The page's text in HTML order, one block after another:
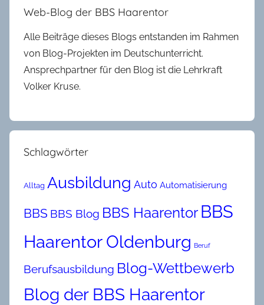
Web-Blog der BBS Haarentor
Alle Beiträge dieses Blogs entstanden im Rahmen
von Blog-Projekten im Deutschunterricht.
Ansprechpartner für den Blog ist die Lehrkraft
Volker Kruse.
Schlagwörter
Alltag Ausbildung Auto Automatisierung
BBS BBS Blog BBS Haarentor BBS
Haarentor Oldenburg Beruf
Berufsausbildung Blog-Wettbewerb
Blog der BBS Haarentor